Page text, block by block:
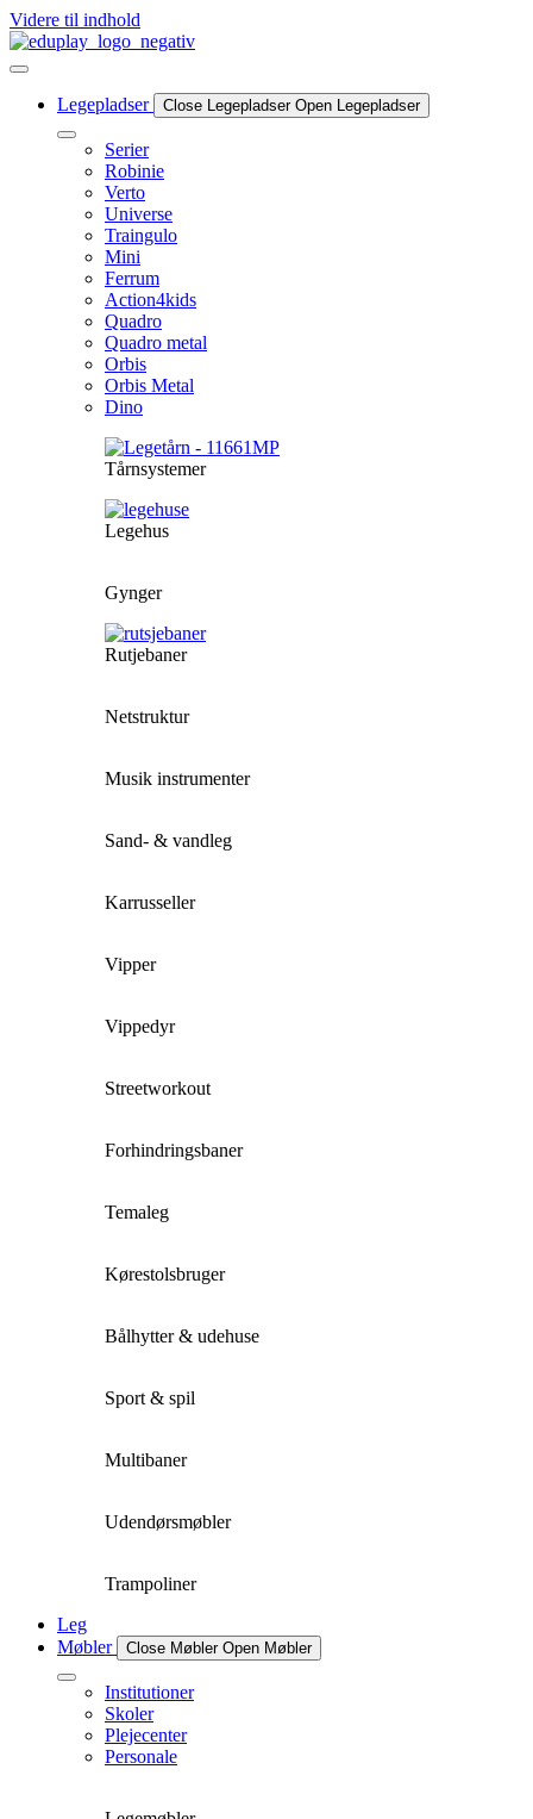
Videre til indhold
Legepladser Close Legepladser Open Legepladser
Serier
Robinie
Verto
Universe
Traingulo
Mini
Ferrum
Action4kids
Quadro
Quadro metal
Orbis
Orbis Metal
Dino
Tårnsystemer
Legehus
Gynger
Rutjebaner
Netstruktur
Musik instrumenter
Sand- & vandleg
Karrusseller
Vipper
Vippedyr
Streetworkout
Forhindringsbaner
Temaleg
Kørestolsbruger
Bålhytter & udehuse
Sport & spil
Multibaner
Udendørsmøbler
Trampoliner
Leg
Møbler
Close Møbler Open Møbler
Institutioner
Skoler
Plejecenter
Personale